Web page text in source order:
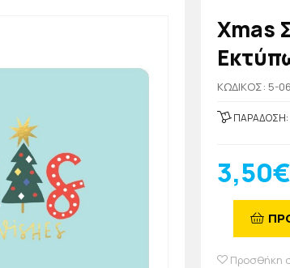
Xmas
KΩΔΙΚΟΣ: 5-
ΠΑΡΑΔΟΣΗ:
3,50€
Προσθήκη